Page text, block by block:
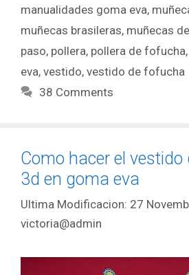
manualidades goma eva,
muñecas brasileras, muñecas
paso, pollera, pollera de fofucha,
eva, vestido, vestido de fofucha
38 Comments
Como hacer el
3d en goma eva
27
victoria@admin